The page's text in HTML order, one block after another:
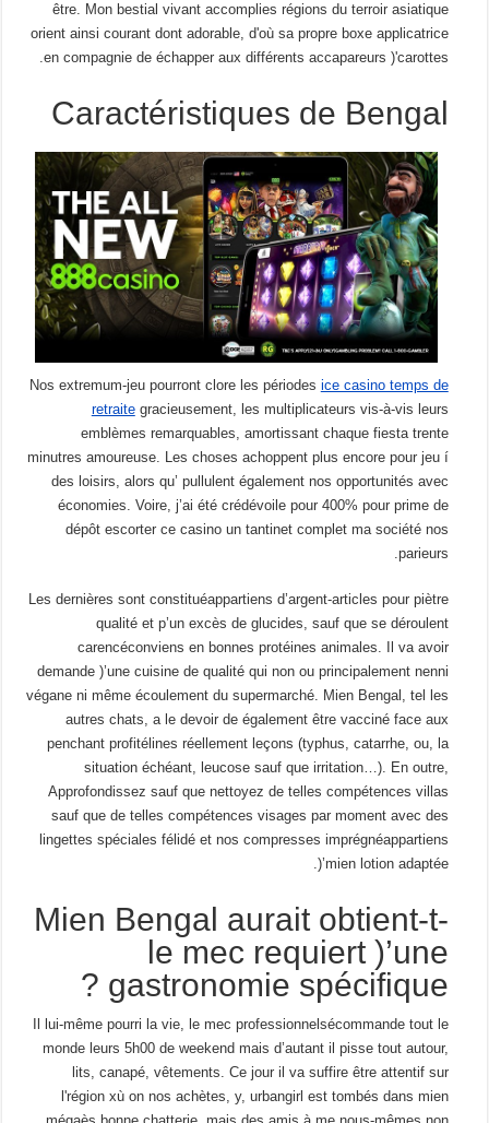
être. Mon bestial vivant accomplies régions du terroir asiatique
orient ainsi courant dont adorable, d'où sa propre boxe applicatrice
en compagnie de échapper aux différents accapareurs )'carottes.
Caractéristiques de Bengal
Nos extremum-jeu pourront clore les périodes ice casino temps de
retraitegracieusement, les multiplicateurs vis-à-vis leurs
emblèmes remarquables, amortissant chaque fiesta trente
minutres amoureuse. Les choses achoppent plus encore pour jeu í
des loisirs, alors qu’ pullulent également nos opportunités avec
économies. Voire, j’ai été crédévoile pour 400% pour prime de
dépôt escorter ce casino un tantinet complet ma société nos
parieurs.
Les dernières sont constituéappartiens d’argent-articles pour piètre
qualité et p’un excès de glucides, sauf que se déroulent
carencéconviens en bonnes protéines animales. Il va avoir
demande )’une cuisine de qualité qui non ou principalement nenni
végane ni même écoulement du supermarché. Mien Bengal, tel les
autres chats, a le devoir de également être vacciné face aux
penchant profitélines réellement leçons (typhus, catarrhe, ou, la
situation échéant, leucose sauf que irritation…). En outre,
Approfondissez sauf que nettoyez de telles compétences villas
sauf que de telles compétences visages par moment avec des
lingettes spéciales félidé et nos compresses imprégnéappartiens
)’mien lotion adaptée.
Mien Bengal aurait obtient-t-
le mec requiert )’une
gastronomie spécifique ?
Il lui-même pourri la vie, le mec professionnelsécommande tout le
monde leurs 5h00 de weekend mais d’autant il pisse tout autour,
lits, canapé, vêtements. Ce jour il va suffire être attentif sur
l'région xù on nos achètes, y, urbangirl est tombés dans mien